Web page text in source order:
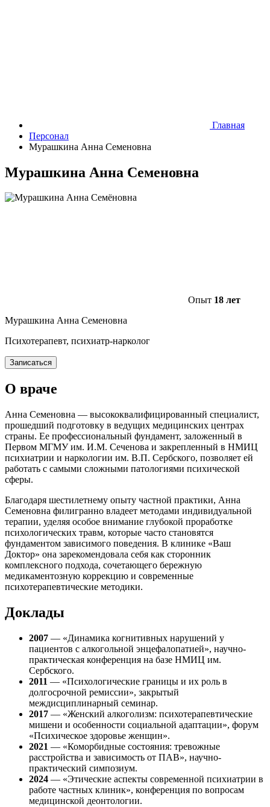
Главная
Персонал
Мурашкина Анна Семеновна
Мурашкина Анна Семеновна
Опыт 18 лет
Мурашкина Анна Семеновна
Психотерапевт, психиатр-нарколог
Записаться
О враче
Анна Семеновна — высококвалифицированный специалист,
прошедший подготовку в ведущих медицинских центрах
страны. Ее профессиональный фундамент, заложенный в
Первом МГМУ им. И.М. Сеченова и закрепленный в НМИЦ
психиатрии и наркологии им. В.П. Сербского, позволяет ей
работать с самыми сложными патологиями психической
сферы.
Благодаря шестилетнему опыту частной практики, Анна
Семеновна филигранно владеет методами индивидуальной
терапии, уделяя особое внимание глубокой проработке
психологических травм, которые часто становятся
фундаментом зависимого поведения. В клинике «Ваш
Доктор» она зарекомендовала себя как сторонник
комплексного подхода, сочетающего бережную
медикаментозную коррекцию и современные
психотерапевтические методики.
Доклады
2007 — «Динамика когнитивных нарушений у
пациентов с алкогольной энцефалопатией», научно-
практическая конференция на базе НМИЦ им.
Сербского.
2011 — «Психологические границы и их роль в
долгосрочной ремиссии», закрытый
междисциплинарный семинар.
2017 — «Женский алкоголизм: психотерапевтические
мишени и особенности социальной адаптации», форум
«Психическое здоровье женщин».
2021 — «Коморбидные состояния: тревожные
расстройства и зависимость от ПАВ», научно-
практический симпозиум.
2024 — «Этические аспекты современной психиатрии в
работе частных клиник», конференция по вопросам
медицинской деонтологии.